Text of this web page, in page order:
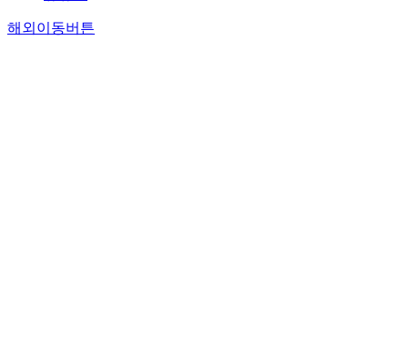
해외이동버튼